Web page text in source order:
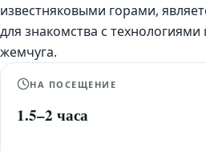
известняковыми горами,
для знакомства с
жемчуга.
НА ПОСЕЩЕНИЕ
1.5–2 часа